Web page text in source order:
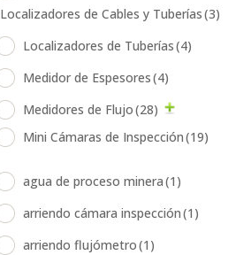
Localizadores de Cables y Tuberías(3)
Localizadores de Tuberías(4)
Medidor de Espesores(4)
Medidores de Flujo(28)
Mini Cámaras de Inspección(19)
agua de proceso minera(1)
arriendo cámara inspección(1)
arriendo flujómetro(1)